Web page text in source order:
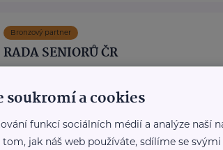
Bronzový partner
RADA SENIORŮ ČR
Poskytujeme bezplatné sociálně-právní
Vydáváme časopis Doba seniorů.
soukromí a cookies
funkcí sociálních médií a analýze naší
jak náš web používáte, sdílíme se